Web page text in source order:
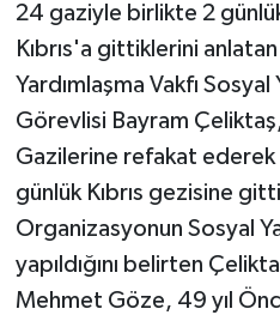
24 gaziyle birlikte 2
Kıbrıs'a gittiklerini
Yardımlaşma Vakfı
Görevlisi Bayram Çeliktaş,
Gazilerine refakat
günlük Kıbrıs gezisine
Organizasyonun Sosyal
yapıldığını belirten
Mehmet Göze, 49 yıl